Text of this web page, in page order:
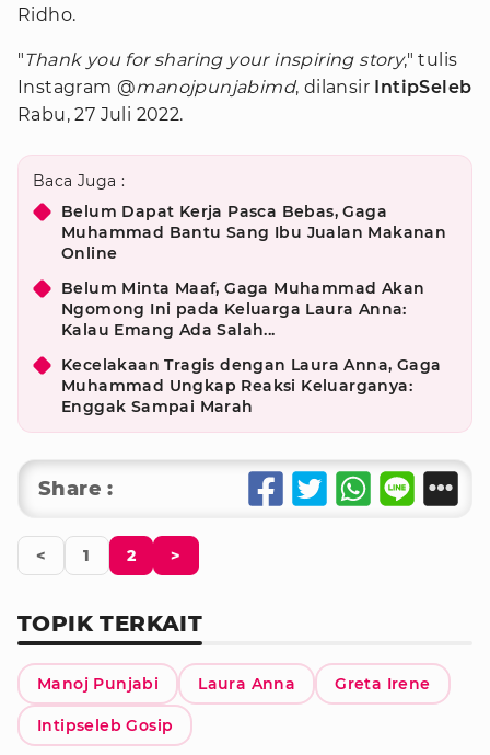
Ridho.
"Thank you for sharing your inspiring story," tulis
Instagram @manojpunjabimd, dilansir IntipSeleb
Rabu, 27 Juli 2022.
Baca Juga :
Belum Dapat Kerja Pasca Bebas, Gaga
Muhammad Bantu Sang Ibu Jualan Makanan
Online
Belum Minta Maaf, Gaga Muhammad Akan
Ngomong Ini pada Keluarga Laura Anna:
Kalau Emang Ada Salah...
Kecelakaan Tragis dengan Laura Anna, Gaga
Muhammad Ungkap Reaksi Keluarganya:
Enggak Sampai Marah
Share :
< 1 2 >
TOPIK TERKAIT
Manoj Punjabi Laura Anna Greta Irene
Intipseleb Gosip